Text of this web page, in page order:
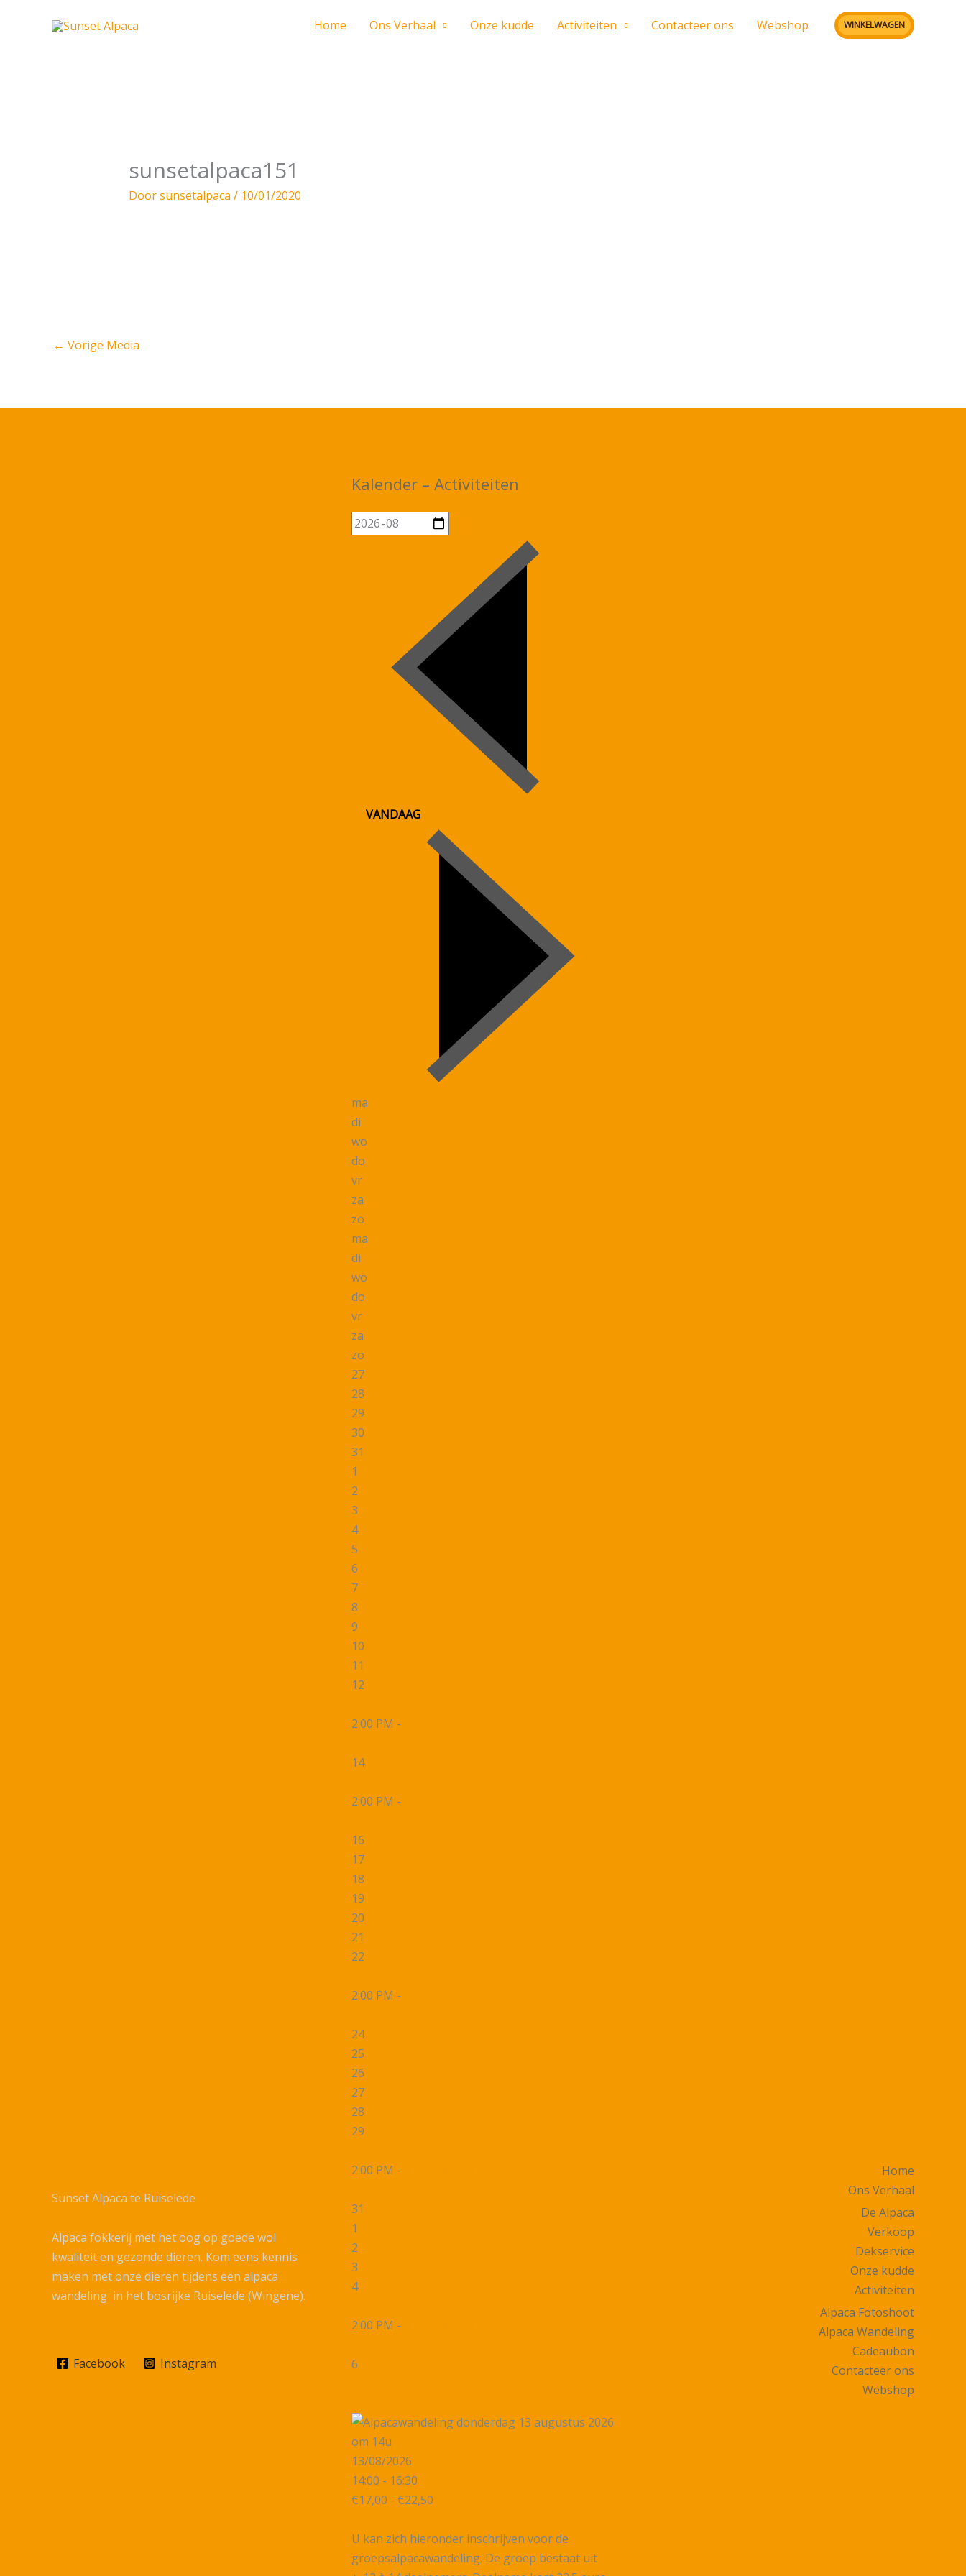
Home Ons Verhaal Onze kudde Activiteiten Contacteer ons Webshop WINKELWAGEN
sunsetalpaca151
Doorsunsetalpaca / 10/01/2020
← Vorige Media
Sunset Alpaca te Ruiselede
Alpaca fokkerij met het oog op goede wol
kwaliteit en gezonde dieren. Kom eens kennis
maken met onze dieren tijdens een alpaca
wandeling in het bosrijke Ruiselede (Wingene).
Facebook Instagram
Kalender – Activiteiten
VANDAAG
ma
di
wo
do
vr
za
zo
ma
di
wo
do
vr
za
zo
27
28
29
30
31
1
2
3
4
5
6
7
8
9
10
11
12
2:00 PM -
14
2:00 PM -
16
17
18
19
20
21
22
2:00 PM -
24
25
26
27
28
29
2:00 PM -
31
1
2
3
4
2:00 PM -
6
13/08/2026
14:00 - 16:30
€17,00 - €22,50
U kan zich hieronder inschrijven voor de
groepsalpacawandeling. De groep bestaat uit
Home
Ons Verhaal
De Alpaca
Verkoop
Dekservice
Onze kudde
Activiteiten
Alpaca Fotoshoot
Alpaca Wandeling
Cadeaubon
Contacteer ons
Webshop